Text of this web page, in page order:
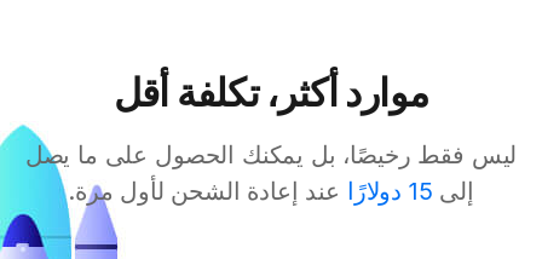
موارد أكثر، تكلفة أقل
ليس فقط رخيصًا، بل يمكنك الحصول على ما يصل
إلى 15 دولارًا عند إعادة الشحن لأول مرة.